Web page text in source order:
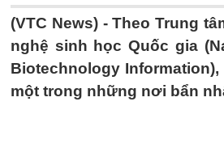
(VTC News) -Theo Trung
nghệ sinh học Quốc gia
Biotechnology
một trong những nơi bẩn